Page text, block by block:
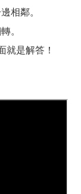
相鄰。
。
就是解答！